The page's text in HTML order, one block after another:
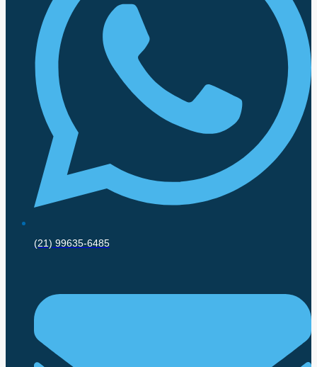
(21) 99635-6485